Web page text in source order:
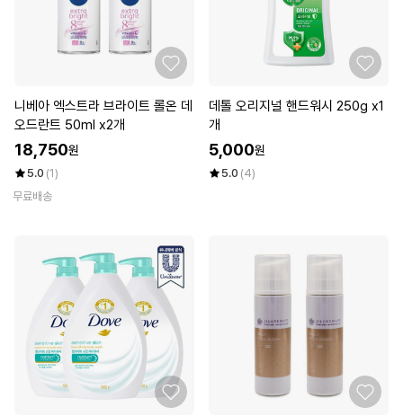
니베아 엑스트라 브라이트 롤온 데
오드란트 50ml x2개
18,750원
5.0 (1)
무료배송
데톨 오리지널 핸드워시 250g x1
개
5,000원
5.0 (4)